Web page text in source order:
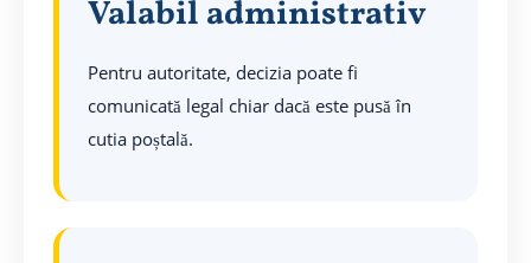
Valabil administrativ
Pentru autoritate, decizia poate fi
comunicată legal chiar dacă este pusă în
cutia poștală.